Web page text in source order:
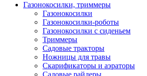
Газонокосилки, триммеры
Газонокосилки
Газонокосилки-роботы
Газонокосилки с сиденьем
Триммеры
Садовые тракторы
Ножницы для травы
Скарификаторы и аэраторы
Садовые райдеры